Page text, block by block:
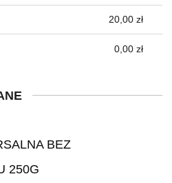
20,00 zł
0,00 zł
BEZ
250G